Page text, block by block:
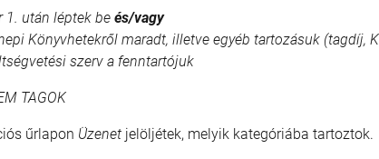
1. után léptek be és/vagy
Könyvhetekről maradt, illetve egyéb tartozásuk (tagdíj,
szerv a fenntartójuk
TAGOK
űrlapon Üzenet jelöljétek, melyik kategóriába tartoztok.